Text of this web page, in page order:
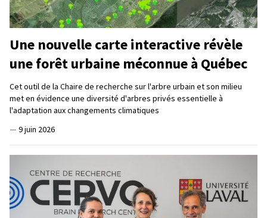
Une nouvelle carte interactive révèle
une forêt urbaine méconnue à Québec
Cet outil de la Chaire de recherche sur l'arbre urbain et son milieu
met en évidence une diversité d'arbres privés essentielle à
l'adaptation aux changements climatiques
— 9 juin 2026